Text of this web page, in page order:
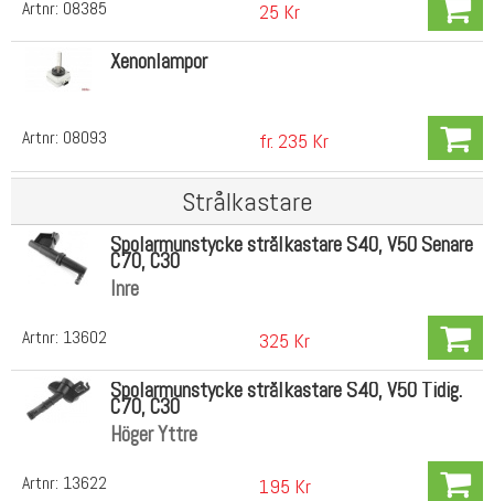
Artnr: 08385 25 Kr
Artnr: 08093
Xenonlampor
fr. 235 Kr
Strålkastare
Artnr: 13602
Spolarmunstycke strålkastare S40, V50 Senare
C70, C30
Inre
325 Kr
Artnr: 13622
Spolarmunstycke strålkastare S40, V50 Tidig.
C70, C30
Höger Yttre
195 Kr